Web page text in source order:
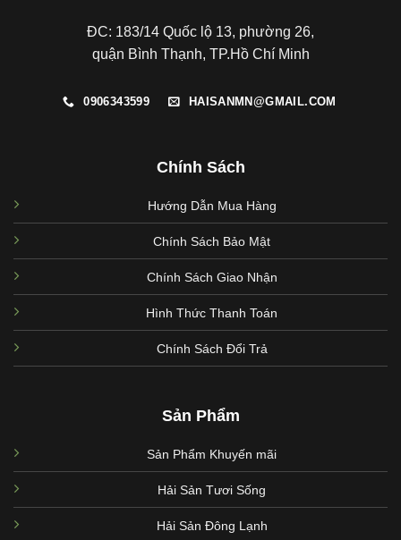
ĐC: 183/14 Quốc lộ 13, phường 26,
quận Bình Thạnh, TP.Hồ Chí Minh
0906343599 HAISANMN@GMAIL.COM
Chính Sách
Hướng Dẫn Mua Hàng
Chính Sách Bảo Mật
Chính Sách Giao Nhận
Hình Thức Thanh Toán
Chính Sách Đổi Trả
Sản Phẩm
Sản Phẩm Khuyến mãi
Hải Sản Tươi Sống
Hải Sản Đông Lạnh